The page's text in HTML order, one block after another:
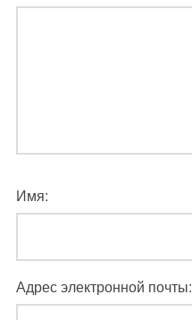
Имя:
Адрес электронной почты: